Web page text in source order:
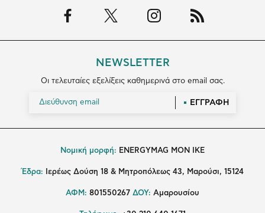
NEWSLETTER
Οι τελευταίες εξελίξεις καθημερινά στο email σας.
ΕΓΓΡΑΦΗ
Νομική μορφή: ENERGYMAG MON IKE
Έδρα: Ιερέως Δούση 18 & Μητροπόλεως 43, Μαρούσι, 15124
ΑΦΜ: 801550267 ΔΟΥ: Αμαρουσίου